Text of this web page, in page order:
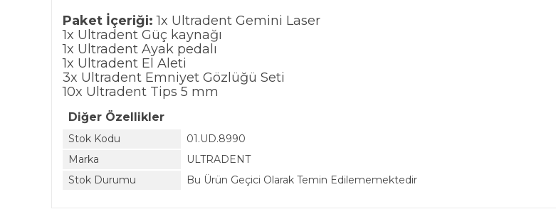
Paket İçeriği: 1x Ultradent Gemini Laser
1x Ultradent Güç kaynağı
1x Ultradent Ayak pedalı
1x Ultradent El Aleti
3x Ultradent Emniyet Gözlüğü Seti
10x Ultradent Tips 5 mm
Diğer Özellikler
Stok Kodu
01.UD.8990
Marka
ULTRADENT
Stok Durumu
Bu Ürün Geçici Olarak Temin Edilememektedir